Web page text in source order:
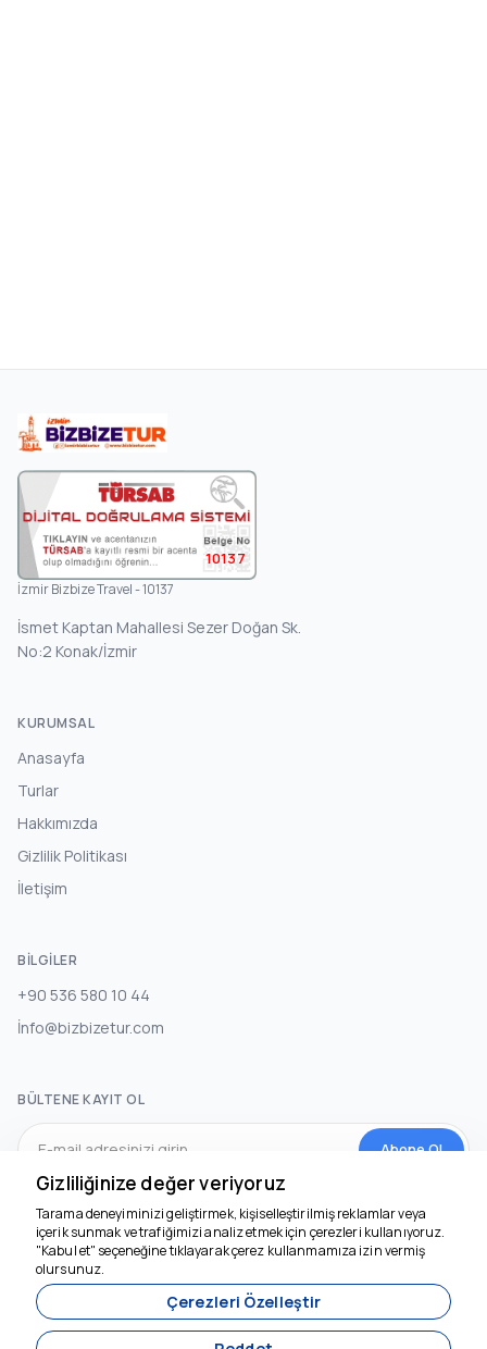
10137
İzmir Bizbize Travel - 10137
İsmet Kaptan Mahallesi Sezer Doğan Sk.
No:2 Konak/İzmir
KURUMSAL
Anasayfa
Turlar
Hakkımızda
Gizlilik Politikası
İletişim
BILGILER
+90 536 580 10 44
İnfo@bizbizetur.com
BÜLTENE KAYIT OL
Abone Ol
SOSYAL MEDYA
Gizliliğinize değer veriyoruz
Tarama deneyiminizi geliştirmek, kişiselleştirilmiş reklamlar veya
içerik sunmak ve trafiğimizi analiz etmek için çerezleri kullanıyoruz.
"Kabul et" seçeneğine tıklayarak çerez kullanmamıza izin vermiş
olursunuz.
Çerezleri Özelleştir